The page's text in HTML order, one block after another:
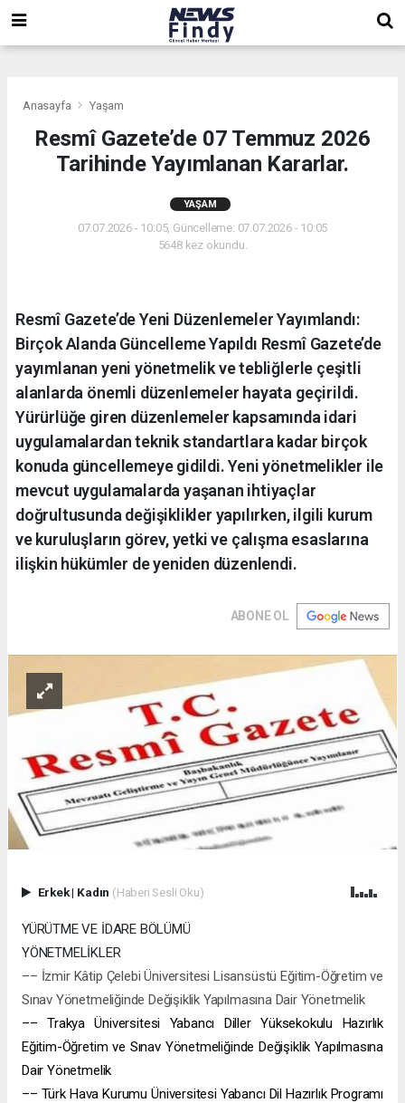
Anasayfa Yaşam
Resmî Gazete’de 07 Temmuz 2026
Tarihinde Yayımlanan Kararlar.
YAŞAM
07.07.2026 - 10:05, Güncelleme: 07.07.2026 - 10:05
5648 kez okundu.
Resmî Gazete’de Yeni Düzenlemeler Yayımlandı:
Birçok Alanda Güncelleme Yapıldı Resmî Gazete’de
yayımlanan yeni yönetmelik ve tebliğlerle çeşitli
alanlarda önemli düzenlemeler hayata geçirildi.
Yürürlüğe giren düzenlemeler kapsamında idari
uygulamalardan teknik standartlara kadar birçok
konuda güncellemeye gidildi. Yeni yönetmelikler ile
mevcut uygulamalarda yaşanan ihtiyaçlar
doğrultusunda değişiklikler yapılırken, ilgili kurum
ve kuruluşların görev, yetki ve çalışma esaslarına
ilişkin hükümler de yeniden düzenlendi.
ABONE OL
Erkek| Kadın (Haberi Sesli Oku)
YÜRÜTME VE İDARE BÖLÜMÜ
YÖNETMELİKLER
–– İzmir Kâtip Çelebi Üniversitesi Lisansüstü Eğitim-Öğretim ve
Sınav Yönetmeliğinde Değişiklik Yapılmasına Dair Yönetmelik
–– Trakya Üniversitesi Yabancı Diller Yüksekokulu Hazırlık
Eğitim-Öğretim ve Sınav Yönetmeliğinde Değişiklik Yapılmasına
Dair Yönetmelik
–– Türk Hava Kurumu Üniversitesi Yabancı Dil Hazırlık Programı